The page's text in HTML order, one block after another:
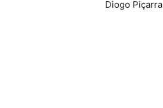
Diogo Piçarra